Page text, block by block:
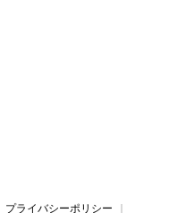
プライバシーポリシー